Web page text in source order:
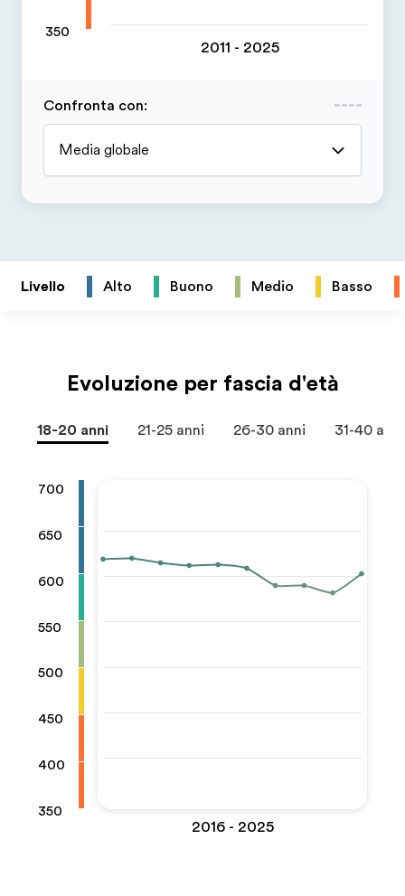
350
2011 - 2025
Confronta con:
Media globale
Livello Alto Buono Medio Basso
Evoluzione per fascia d'età
18-20 anni 21-25 anni 26-30 anni 31-40 anni
700
650
600
550
500
450
400
350
2016 - 2025